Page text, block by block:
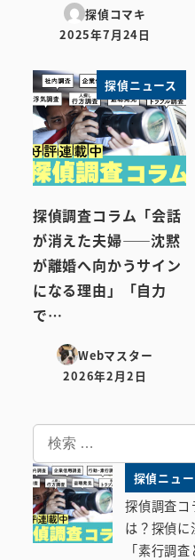
探偵コマキ
投稿日
2025年7月24日
探偵ニュース
探偵調査コラム「会話
が消えた夫婦――沈黙
が離婚へ向かうサイン
になる理由」「自力
で…
Webマスター
投稿日
2026年2月2日
索
探偵ニュ
探偵調査コ
は？探偵に
「素行調